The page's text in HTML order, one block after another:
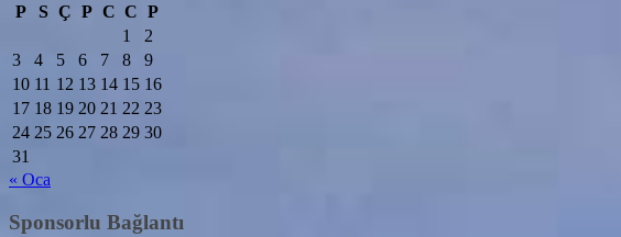
P
S Ç P C C P
1
2
3
4 5 6 7 8
9
10 11 12 13 14 15 16
17 18 19 20 21 22 23
24 25 26 27 28 29 30
31
« Oca
Sponsorlu Bağlantı